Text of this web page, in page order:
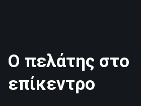
Ο πελάτης στο
επίκεντρο